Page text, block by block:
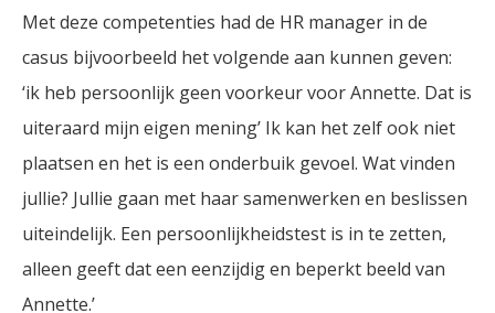
Met deze competenties had de HR manager in de
casus bijvoorbeeld het volgende aan kunnen geven:
‘ik heb persoonlijk geen voorkeur voor Annette. Dat is
uiteraard mijn eigen mening’ Ik kan het zelf ook niet
plaatsen en het is een onderbuik gevoel. Wat vinden
jullie? Jullie gaan met haar samenwerken en beslissen
uiteindelijk. Een persoonlijkheidstest is in te zetten,
alleen geeft dat een eenzijdig en beperkt beeld van
Annette.’